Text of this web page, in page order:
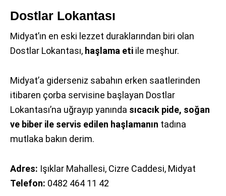
Dostlar Lokantası
Midyat’ın en eski lezzet duraklarından biri olan
Dostlar Lokantası, haşlama eti ile meşhur.
Midyat’a giderseniz sabahın erken saatlerinden
itibaren çorba servisine başlayan Dostlar
Lokantası’na uğrayıp yanında sıcacık pide, soğan
ve biber ile servis edilen haşlamanın tadına
mutlaka bakın derim.
Adres: Işıklar Mahallesi, Cizre Caddesi, Midyat
Telefon: 0482 464 11 42